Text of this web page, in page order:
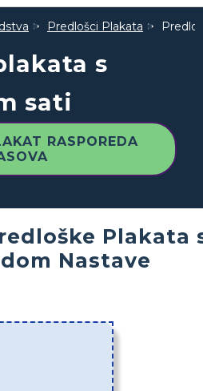
Predlošci Plakata
s
sati
RASPOREDA
Plakata
Nastave